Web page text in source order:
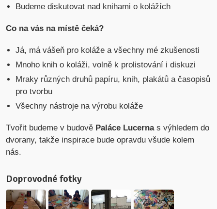
Budeme diskutovat nad knihami o kolážích
Co na vás na místě čeká?
Já, má vášeň pro koláže a všechny mé zkušenosti
Mnoho knih o koláži, volně k prolistování i diskuzi
Mraky různých druhů papíru, knih, plakátů a časopisů
pro tvorbu
Všechny nástroje na výrobu koláže
Tvořit budeme v budově Paláce Lucernas výhledem do
dvorany, takže inspirace bude opravdu všude kolem
nás.
Doprovodné fotky